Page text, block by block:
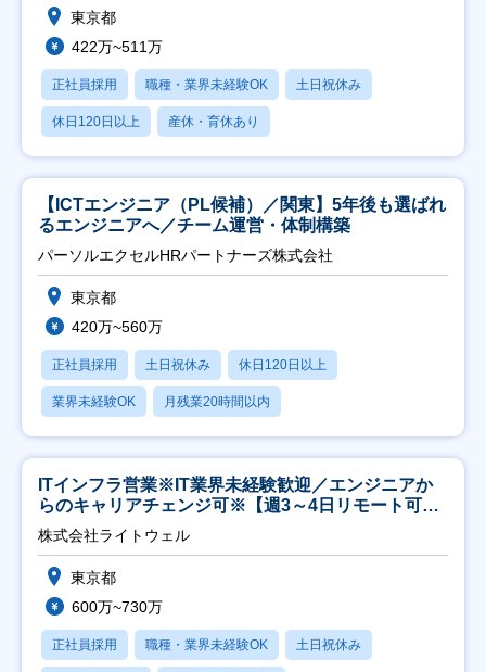
東京都
422万~511万
正社員採用 職種・業界未経験OK 土日祝休み
休日120日以上 産休・育休あり
【ICTエンジニア（PL候補）／関東】5年後も選ばれ
るエンジニアへ／チーム運営・体制構築
パーソルエクセルHRパートナーズ株式会社
東京都
420万~560万
正社員採用 土日祝休み 休日120日以上
業界未経験OK 月残業20時間以内
ITインフラ営業※IT業界未経験歓迎／エンジニアか
らのキャリアチェンジ可※【週3～4日リモート可
能】
株式会社ライトウェル
東京都
600万~730万
正社員採用 職種・業界未経験OK 土日祝休み